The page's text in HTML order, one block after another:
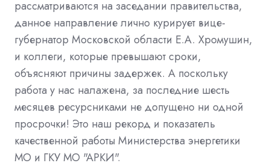
рассматриваются на заседании правительства,
данное направление лично курирует вице-
губернатор Московской области Е.А. Хромушин,
и коллеги, которые превышают сроки,
объясняют причины задержек. А поскольку
работа у нас налажена, за последние шесть
месяцев ресурсниками не допущено ни одной
просрочки! Это наш рекорд и показатель
качественной работы Министерства энергетики
МО и ГКУ МО "АРКИ".